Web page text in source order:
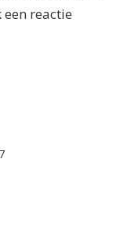
reactie